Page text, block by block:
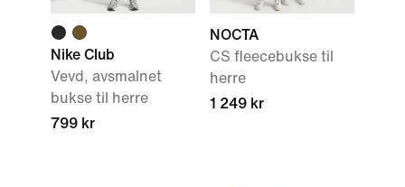
Nike Club
Vevd, avsmalnet
bukse til herre
799 kr
NOCTA
CS fleecebukse til
herre
1 249 kr